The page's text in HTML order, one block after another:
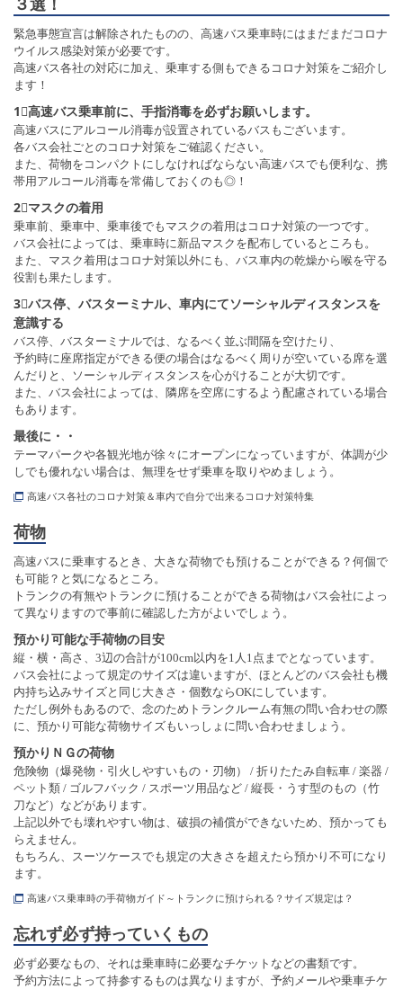
３選！
緊急事態宣言は解除されたものの、高速バス乗車時にはまだまだコロナ
ウイルス感染対策が必要です。
高速バス各社の対応に加え、乗車する側もできるコロナ対策をご紹介し
ます！
1⃣高速バス乗車前に、手指消毒を必ずお願いします。
高速バスにアルコール消毒が設置されているバスもございます。
各バス会社ごとのコロナ対策をご確認ください。
また、荷物をコンパクトにしなければならない高速バスでも便利な、携
帯用アルコール消毒を常備しておくのも◎！
2⃣マスクの着用
乗車前、乗車中、乗車後でもマスクの着用はコロナ対策の一つです。
バス会社によっては、乗車時に新品マスクを配布しているところも。
また、マスク着用はコロナ対策以外にも、バス車内の乾燥から喉を守る
役割も果たします。
3⃣バス停、バスターミナル、車内にてソーシャルディスタンスを
意識する
バス停、バスターミナルでは、なるべく並ぶ間隔を空けたり、
予約時に座席指定ができる便の場合はなるべく周りが空いている席を選
んだりと、ソーシャルディスタンスを心がけることが大切です。
また、バス会社によっては、隣席を空席にするよう配慮されている場合
もあります。
最後に・・
テーマパークや各観光地が徐々にオープンになっていますが、体調が少
しでも優れない場合は、無理をせず乗車を取りやめましょう。
高速バス各社のコロナ対策＆車内で自分で出来るコロナ対策特集
荷物
高速バスに乗車するとき、大きな荷物でも預けることができる？何個で
も可能？と気になるところ。
トランクの有無やトランクに預けることができる荷物はバス会社によっ
て異なりますので事前に確認した方がよいでしょう。
預かり可能な手荷物の目安
縦・横・高さ、3辺の合計が100cm以内を1人1点までとなっています。
バス会社によって規定のサイズは違いますが、ほとんどのバス会社も機
内持ち込みサイズと同じ大きさ・個数ならOKにしています。
ただし例外もあるので、念のためトランクルーム有無の問い合わせの際
に、預かり可能な荷物サイズもいっしょに問い合わせましょう。
預かりＮＧの荷物
危険物（爆発物・引火しやすいもの・刃物） / 折りたたみ自転車 / 楽器 /
ペット類 / ゴルフバック / スポーツ用品など / 縦長・うす型のもの（竹
刀など）などがあります。
上記以外でも壊れやすい物は、破損の補償ができないため、預かっても
らえません。
もちろん、スーツケースでも規定の大きさを超えたら預かり不可になり
ます。
高速バス乗車時の手荷物ガイド～トランクに預けられる？サイズ規定は？
忘れず必ず持っていくもの
必ず必要なもの、それは乗車時に必要なチケットなどの書類です。
予約方法によって持参するものは異なりますが、予約メールや乗車チケ